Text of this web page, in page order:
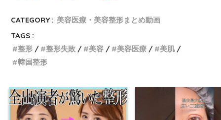
CATEGORY : 美容医療・美容整形まとめ動画
TAGS :
整形
整形失敗 美容 美容医療
美肌
韓国整形